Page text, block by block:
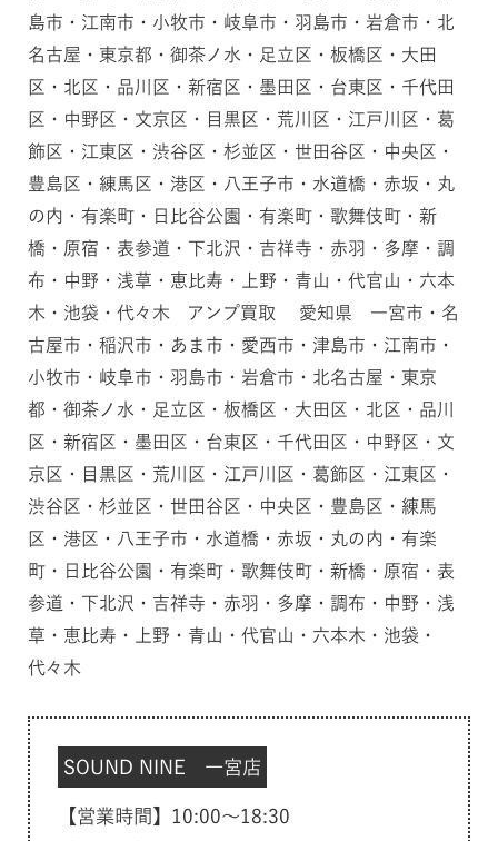
島市・江南市・小牧市・岐阜市・羽島市・岩倉市・北
名古屋・東京都・御茶ノ水・足立区・板橋区・大田
区・北区・品川区・新宿区・墨田区・台東区・千代田
区・中野区・文京区・目黒区・荒川区・江戸川区・葛
飾区・江東区・渋谷区・杉並区・世田谷区・中央区・
豊島区・練馬区・港区・八王子市・水道橋・赤坂・丸
の内・有楽町・日比谷公園・有楽町・歌舞伎町・新
橋・原宿・表参道・下北沢・吉祥寺・赤羽・多摩・調
布・中野・浅草・恵比寿・上野・青山・代官山・六本
木・池袋・代々木 アンプ買取 愛知県 一宮市・名
古屋市・稲沢市・あま市・愛西市・津島市・江南市・
小牧市・岐阜市・羽島市・岩倉市・北名古屋・東京
都・御茶ノ水・足立区・板橋区・大田区・北区・品川
区・新宿区・墨田区・台東区・千代田区・中野区・文
京区・目黒区・荒川区・江戸川区・葛飾区・江東区・
渋谷区・杉並区・世田谷区・中央区・豊島区・練馬
区・港区・八王子市・水道橋・赤坂・丸の内・有楽
町・日比谷公園・有楽町・歌舞伎町・新橋・原宿・表
参道・下北沢・吉祥寺・赤羽・多摩・調布・中野・浅
草・恵比寿・上野・青山・代官山・六本木・池袋・
代々木
SOUND NINE 一宮店
【営業時間】10:00～18:30